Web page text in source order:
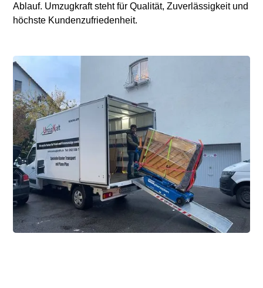
Ablauf. Umzugkraft steht für Qualität, Zuverlässigkeit und
höchste Kundenzufriedenheit.